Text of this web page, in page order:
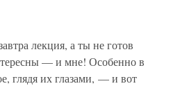
лекция, а ты не готов
— и мне! Особенно в
глядя их глазами, — и вот